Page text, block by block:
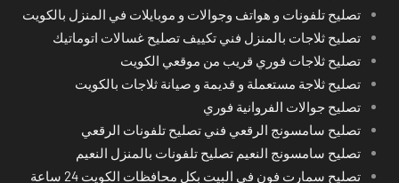
تصليح تلفونات و هواتف وجوالات و موبايلات في المنزل بالكويت
تصليح ثلاجات بالمنزل فني تكييف تصليح غسالات اتوماتيك
تصليح ثلاجات فوري قريب من موقعي الكويت
تصليح ثلاجة مستعملة و قديمة و صيانة ثلاجات بالكويت
تصليح جوالات الفروانية فوري
تصليح سامسونج الرقعي فني تصليح تلفونات الرقعي
تصليح سامسونج النعيم تصليح تلفونات بالمنزل النعيم
تصليح سمارت فون في البيت بكل محافظات الكويت 24 ساعة